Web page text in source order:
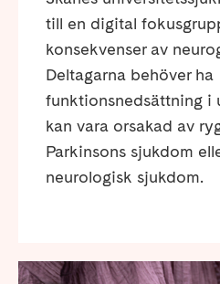
till en digital
konsekvenser av
Deltagarna behöver ha
funktionsnedsättning i
kan vara orsakad av
Parkinsons sjukdom
neurologisk sjukdom.